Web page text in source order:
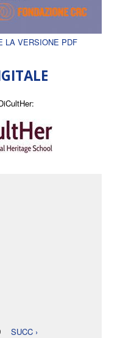
LA VERSIONE PDF
SUCC ›